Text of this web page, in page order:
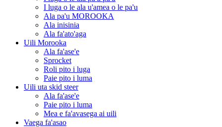
I luga o le ala u'amea o le pa'u
Ala pa'u MOROOKA
Ala inisinia
Ala fa'ato'aga
Uili Morooka
Ala fa'ase'e
Sprocket
Roli pito i luga
Paie pito i luma
Uili uta skid steer
Ala fa'ase'e
Paie pito i luma
Mea e fa'avasega ai uili
Vaega fa'asao